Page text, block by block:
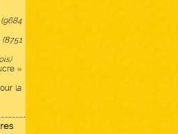
(9684
(8751
»
la